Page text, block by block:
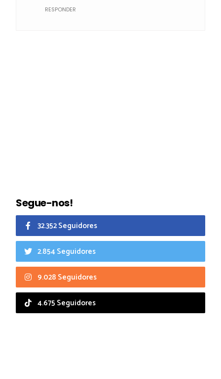
RESPONDER
Segue-nos!
32.352 Seguidores
2.854 Seguidores
9.028 Seguidores
4.675 Seguidores